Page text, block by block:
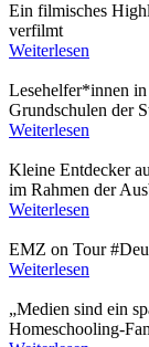
Ein filmisches
verfilmt
Weiterlesen
Lesehelfer*innen
Grundschulen der
Weiterlesen
Kleine Entdecker
im Rahmen der
Weiterlesen
EMZ on Tour
Weiterlesen
„Medien sind ein
Homeschooling-